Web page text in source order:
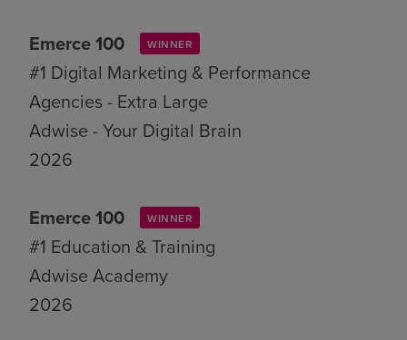
Emerce 100 WINNER
#1 Digital Marketing & Performance
Agencies - Extra Large
Adwise - Your Digital Brain
2026
Emerce 100 WINNER
#1 Education & Training
Adwise Academy
2026